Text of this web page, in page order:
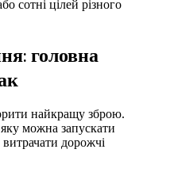
сотні цілей різного
головна
найкращу зброю.
можна запускати
витрачати дорожчі